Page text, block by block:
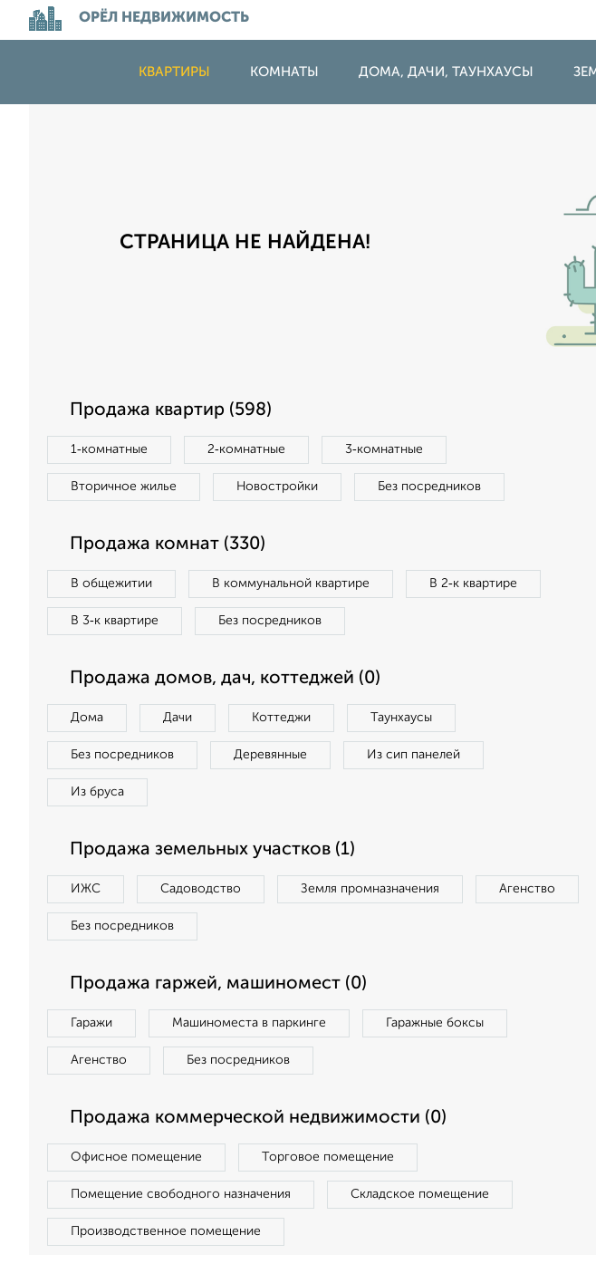
ОРЁЛ НЕДВИЖИМОСТЬ
КВАРТИРЫ КОМНАТЫ ДОМА, ДАЧИ, ТАУНХАУСЫ
СТРАНИЦА НЕ НАЙДЕНА!
Продажа квартир (598)
1‑комнатные 2‑комнатные 3‑комнатные
Вторичное жилье Новостройки Без посредников
Продажа комнат (330)
В общежитии В коммунальной квартире В 2‑к квартире
В 3‑к квартире Без посредников
Продажа домов, дач, коттеджей (0)
Дома Дачи Коттеджи Таунхаусы
Без посредников Деревянные Из сип панелей
Из бруса
Продажа земельных участков (1)
ИЖС Садоводство Земля промназначения Агенство
Без посредников
Продажа гаржей, машиномест (0)
Гаражи Машиноместа в паркинге Гаражные боксы
Агенство Без посредников
Продажа коммерческой недвижимости (0)
Офисное помещение Торговое помещение
Помещение свободного назначения Складское помещение
Производственное помещение